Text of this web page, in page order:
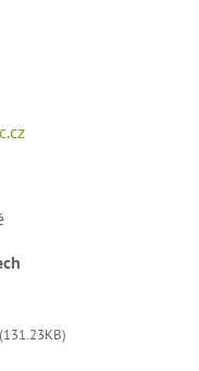
(131.23KB)